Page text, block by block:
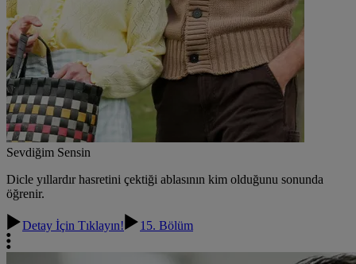
Sevdiğim Sensin
Dicle yıllardır hasretini çektiği ablasının kim olduğunu sonunda
öğrenir.
Detay İçin Tıklayın! 15. Bölüm